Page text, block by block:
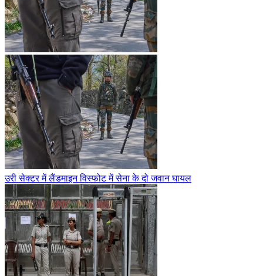
उरी सेक्टर में लैंडमाइन विस्फोट में सेना के दो जवान घायल